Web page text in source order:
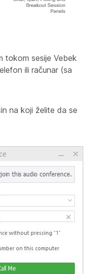
tokom sesije Vebek
ili računar (sa
na koji želite da se